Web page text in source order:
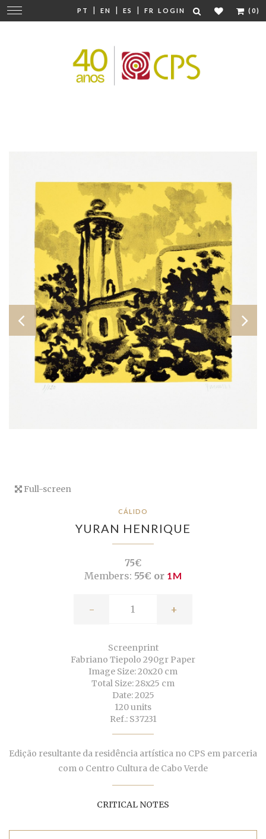
PT | EN | ES | FR LOGIN (0)
Change
navigation
Full-screen
CÁLIDO
YURAN HENRIQUE
75€
Members: 55€ or 1M
- +
Screenprint
Fabriano Tiepolo 290gr Paper
Image Size: 20x20 cm
Total Size: 28x25 cm
Date: 2025
120 units
Ref.: S37231
Edição resultante da residência artística no CPS em parceria
com o Centro Cultura de Cabo Verde
CRITICAL NOTES